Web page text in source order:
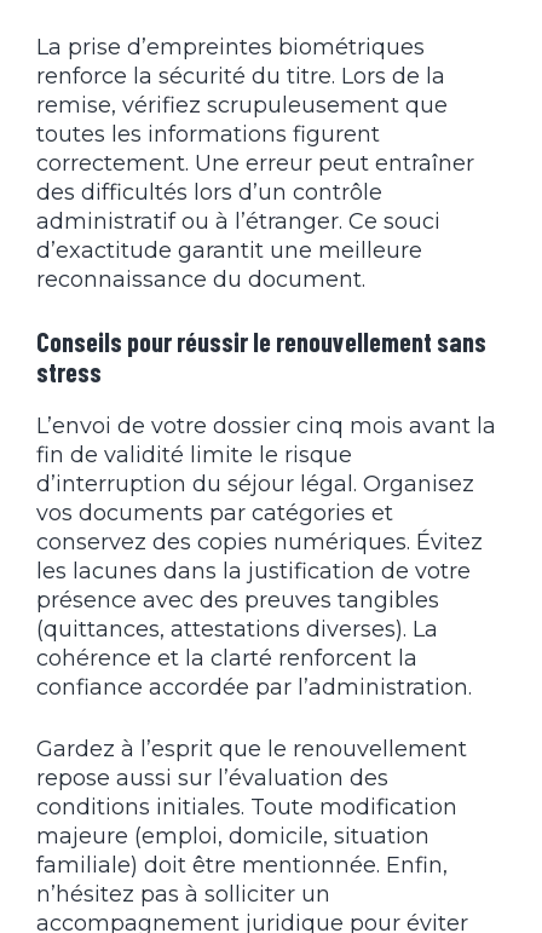
La prise d’empreintes biométriques
renforce la sécurité du titre. Lors de la
remise, vérifiez scrupuleusement que
toutes les informations figurent
correctement. Une erreur peut entraîner
des difficultés lors d’un contrôle
administratif ou à l’étranger. Ce souci
d’exactitude garantit une meilleure
reconnaissance du document.
Conseils pour réussir le renouvellement sans
stress
L’envoi de votre dossier cinq mois avant la
fin de validité limite le risque
d’interruption du séjour légal. Organisez
vos documents par catégories et
conservez des copies numériques. Évitez
les lacunes dans la justification de votre
présence avec des preuves tangibles
(quittances, attestations diverses). La
cohérence et la clarté renforcent la
confiance accordée par l’administration.
Gardez à l’esprit que le renouvellement
repose aussi sur l’évaluation des
conditions initiales. Toute modification
majeure (emploi, domicile, situation
familiale) doit être mentionnée. Enfin,
n’hésitez pas à solliciter un
accompagnement juridique pour éviter